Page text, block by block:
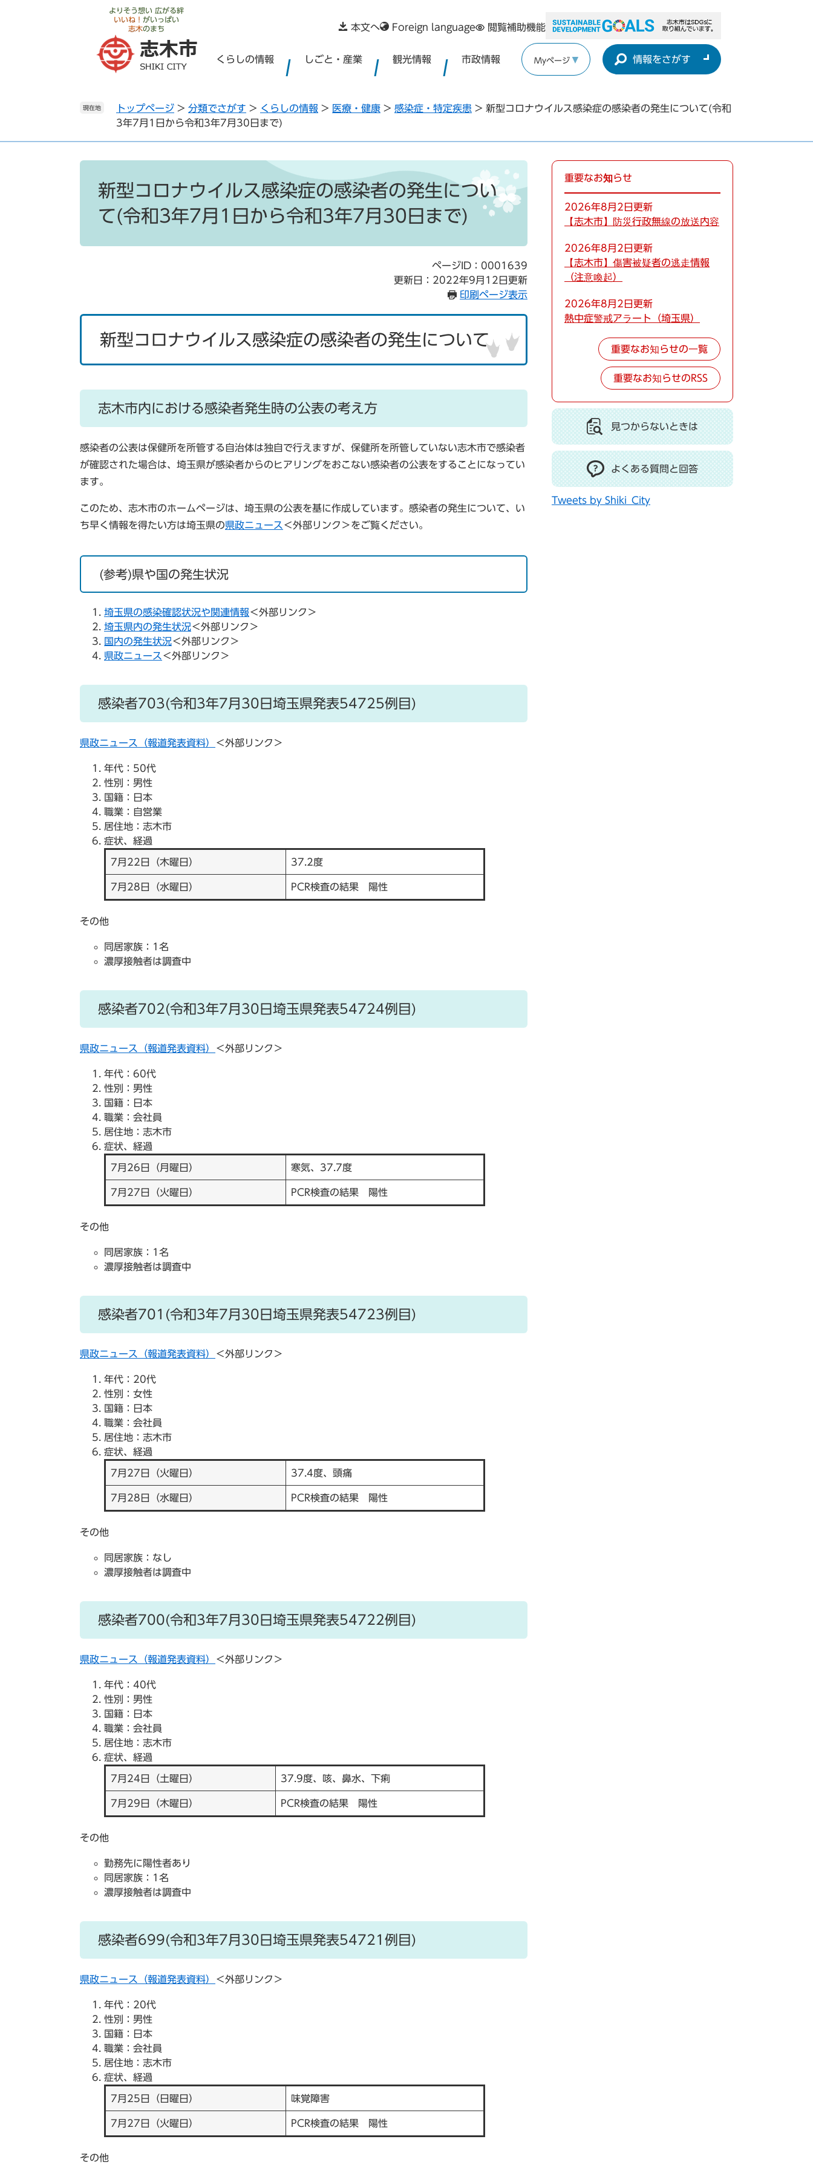
よりそう想い 広がる絆
いいね！ がいっぱい
志木のまち 本文へ Foreign language 閲覧補助機能
くらしの情報 しごと・産業 観光情報 市政情報 Myページ 情報をさがす
現在地 トップページ > 分類でさがす > くらしの情報 > 医療・健康 > 感染症・特定疾患 > 新型コロナウイルス感染症の感染者の発生について(令和
3年7月1日から令和3年7月30日まで)
新型コロナウイルス感染症の感染者の発生につい
て(令和3年7月1日から令和3年7月30日まで)
ページID：0001639
更新日：2022年9月12日更新
印刷ページ表示
新型コロナウイルス感染症の感染者の発生について
志木市内における感染者発生時の公表の考え方
感染者の公表は保健所を所管する自治体は独自で行えますが、保健所を所管していない志木市で感染者
が確認された場合は、埼玉県が感染者からのヒアリングをおこない感染者の公表をすることになってい
ます。
このため、志木市のホームページは、埼玉県の公表を基に作成しています。感染者の発生について、い
ち早く情報を得たい方は埼玉県の県政ニュース ＜外部リンク＞をご覧ください。
(参考)県や国の発生状況
埼玉県の感染確認状況や関連情報＜外部リンク＞
埼玉県内の発生状況＜外部リンク＞
国内の発生状況＜外部リンク＞
県政ニュース ＜外部リンク＞
感染者703(令和3年7月30日埼玉県発表54725例目)
県政ニュース（報道発表資料） ＜外部リンク＞
年代：50代
性別：男性
国籍：日本
職業：自営業
居住地：志木市
症状、経過
7月22日（木曜日） 37.2度
7月28日（水曜日） PCR検査の結果 陽性
その他
同居家族：1名
濃厚接触者は調査中
感染者702(令和3年7月30日埼玉県発表54724例目)
県政ニュース（報道発表資料） ＜外部リンク＞
年代：60代
性別：男性
国籍：日本
職業：会社員
居住地：志木市
症状、経過
7月26日（月曜日） 寒気、37.7度
7月27日（火曜日） PCR検査の結果 陽性
その他
同居家族：1名
濃厚接触者は調査中
感染者701(令和3年7月30日埼玉県発表54723例目)
県政ニュース（報道発表資料） ＜外部リンク＞
年代：20代
性別：女性
国籍：日本
職業：会社員
居住地：志木市
症状、経過
7月27日（火曜日） 37.4度、頭痛
7月28日（水曜日） PCR検査の結果 陽性
その他
同居家族：なし
濃厚接触者は調査中
感染者700(令和3年7月30日埼玉県発表54722例目)
県政ニュース（報道発表資料） ＜外部リンク＞
年代：40代
性別：男性
国籍：日本
職業：会社員
居住地：志木市
症状、経過
7月24日（土曜日） 37.9度、咳、鼻水、下痢
7月29日（木曜日） PCR検査の結果 陽性
その他
勤務先に陽性者あり
同居家族：1名
濃厚接触者は調査中
感染者699(令和3年7月30日埼玉県発表54721例目)
県政ニュース（報道発表資料） ＜外部リンク＞
年代：20代
性別：男性
国籍：日本
職業：会社員
居住地：志木市
症状、経過
7月25日（日曜日） 味覚障害
7月27日（火曜日） PCR検査の結果 陽性
その他
重要なお知らせ
2026年8月2日更新
【志木市】防災行政無線の放送内容
2026年8月2日更新
【志木市】傷害被疑者の逃走情報
（注意喚起）
2026年8月2日更新
熱中症警戒アラート（埼玉県）
重要なお知らせの一覧
重要なお知らせのRSS
見つからないときは
よくある質問と回答
Tweets by Shiki_City